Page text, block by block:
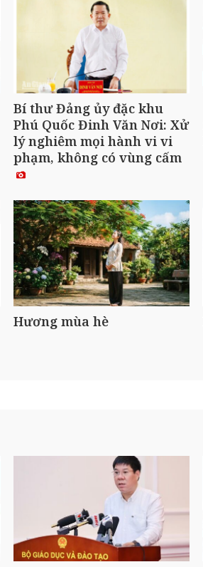
Bí thư Đảng ủy đặc khu
Phú Quốc Đinh Văn Nơi: Xử
lý nghiêm mọi hành vi vi
phạm, không có vùng cấm
Hương mùa hè